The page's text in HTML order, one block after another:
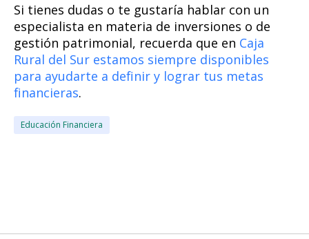
Si tienes dudas o te gustaría hablar con un
especialista en materia de inversiones o de
gestión patrimonial, recuerda que en Caja
Rural del Sur estamos siempre disponibles
para ayudarte a definir y lograr tus metas
financieras.
Educación Financiera